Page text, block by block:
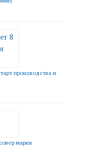
производства и
марки